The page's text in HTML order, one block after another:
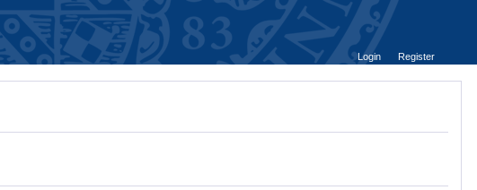
Login
Register